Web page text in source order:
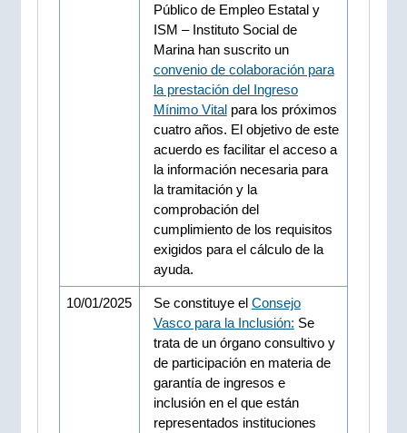
Público de Empleo Estatal y
ISM – Instituto Social de
Marina han suscrito un
convenio de colaboración para
la prestación del Ingreso
Mínimo Vitalpara los próximos
cuatro años. El objetivo de este
acuerdo es facilitar el acceso a
la información necesaria para
la tramitación y la
comprobación del
cumplimiento de los requisitos
exigidos para el cálculo de la
ayuda.
10/01/2025 Se constituye el Consejo
Vasco para la Inclusión: Se
trata de un órgano consultivo y
de participación en materia de
garantía de ingresos e
inclusión en el que están
representados instituciones